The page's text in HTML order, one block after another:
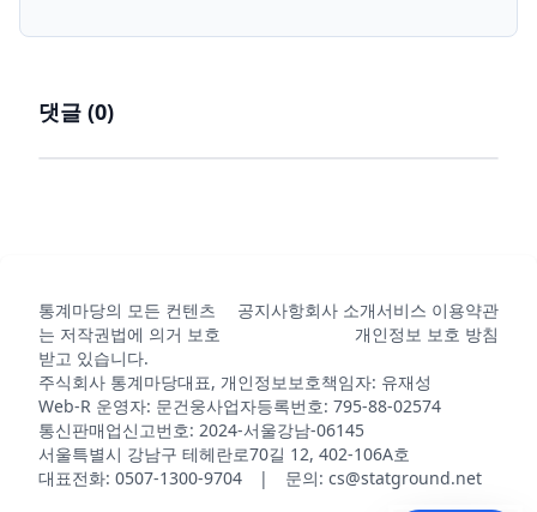
댓글 (0)
통계마당의 모든 컨텐츠
는 저작권법에 의거 보호
받고 있습니다.
공지사항회사 소개서비스 이용약관
개인정보 보호 방침
주식회사 통계마당대표, 개인정보보호책임자: 유재성
Web-R 운영자: 문건웅사업자등록번호: 795-88-02574
통신판매업신고번호: 2024-서울강남-06145
서울특별시 강남구 테헤란로70길 12, 402-106A호
대표전화: 0507-1300-9704 | 문의: cs@statground.net